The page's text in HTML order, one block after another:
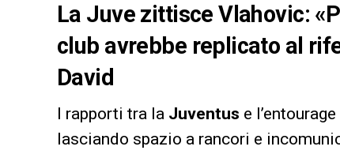
La Juve zittisce Vlahovic:
club avrebbe replicato al
David
I rapporti tra la Juventus e
lasciando spazio a rancori e